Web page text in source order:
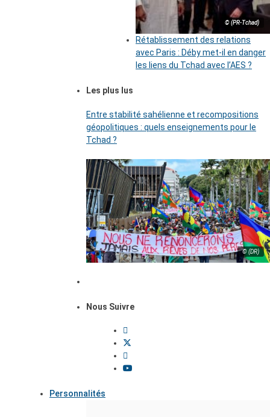
© (PR-Tchad)
Rétablissement des relations
avec Paris : Déby met-il en danger
les liens du Tchad avec l’AES ?
Les plus lus
Entre stabilité sahélienne et recompositions
géopolitiques : quels enseignements pour le
Tchad ?
© (DR)
Nous Suivre
Personnalités